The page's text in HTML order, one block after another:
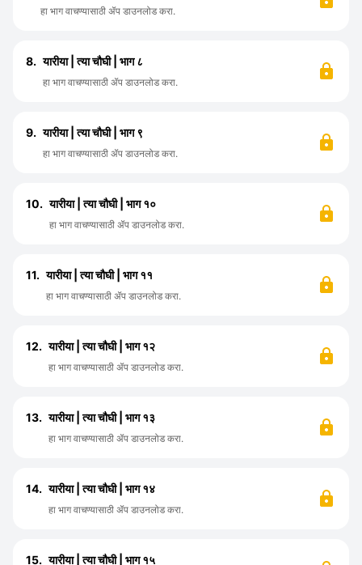
हा भाग वाचण्यासाठी ॲप डाउनलोड करा.
8. यारीया | त्या चौघी | भाग ८
हा भाग वाचण्यासाठी ॲप डाउनलोड करा.
9. यारीया | त्या चौघी | भाग ९
हा भाग वाचण्यासाठी ॲप डाउनलोड करा.
10. यारीया | त्या चौघी | भाग १०
हा भाग वाचण्यासाठी ॲप डाउनलोड करा.
11. यारीया | त्या चौघी | भाग ११
हा भाग वाचण्यासाठी ॲप डाउनलोड करा.
12. यारीया | त्या चौघी | भाग १२
हा भाग वाचण्यासाठी ॲप डाउनलोड करा.
13. यारीया | त्या चौघी | भाग १३
हा भाग वाचण्यासाठी ॲप डाउनलोड करा.
14. यारीया | त्या चौघी | भाग १४
हा भाग वाचण्यासाठी ॲप डाउनलोड करा.
15. यारीया | त्या चौघी | भाग १५